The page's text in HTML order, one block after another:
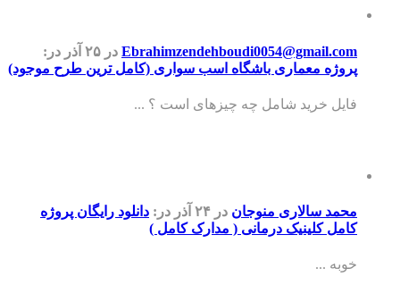
Ebrahimzendehboudi0054@gmail.com در ۲۵ آذر
در:
پروژه معماری باشگاه اسب سواری (کامل ترین طرح موجود)
فایل خرید شامل چه چیزهای است ؟ ...
محمد سالاری منوجان در ۲۴ آذر در: دانلود رایگان پروژه
کامل کلینیک درمانی ( مدارک کامل )
خوبه ...